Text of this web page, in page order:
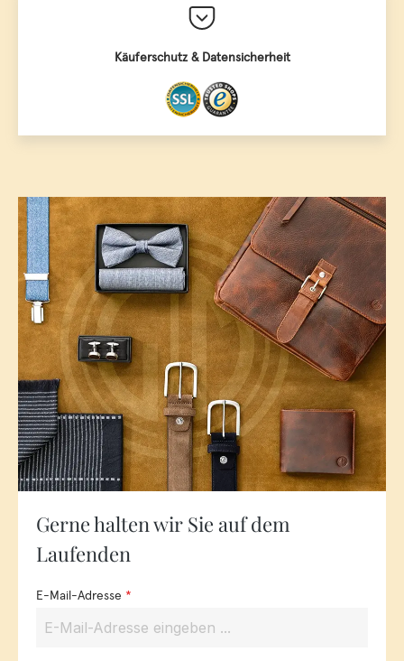
Käuferschutz & Datensicherheit
Gerne halten wir Sie auf dem
Laufenden
E-Mail-Adresse *